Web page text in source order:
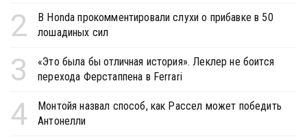
2
В Honda прокомментировали слухи о прибавке в 50
лошадиных сил
3
«Это была бы отличная история». Леклер не боится
перехода Ферстаппена в Ferrari
4
Монтойя назвал способ, как Рассел может победить
Антонелли